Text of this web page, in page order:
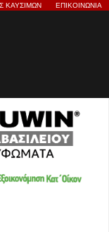
ΚΑΥΣΙΜΩΝ ΕΠΙΚΟΙΝΩΝΙΑ